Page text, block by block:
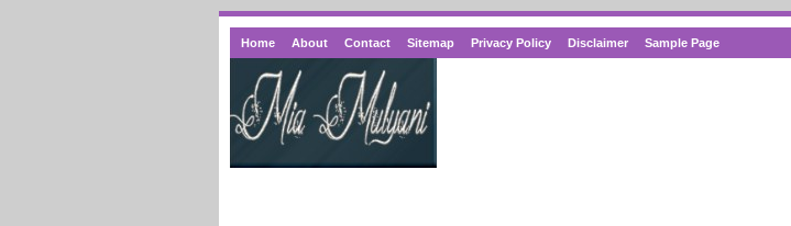
Home About Contact Sitemap Privacy Policy Disclaimer Sample Page